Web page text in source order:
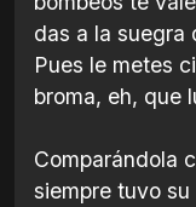
das a la suegra
Pues le metes
broma, eh, que
Comparándola
siempre tuvo